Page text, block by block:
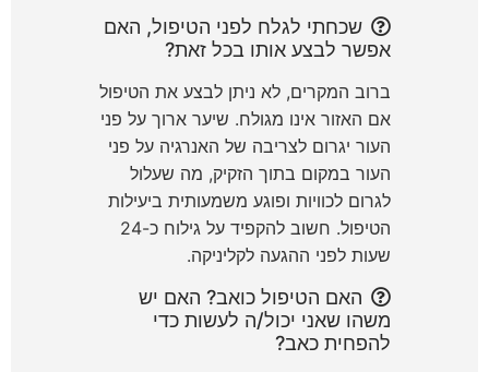
שכחתי לגלח לפני הטיפול, האם
אפשר לבצע אותו בכל זאת?
ברוב המקרים, לא ניתן לבצע את הטיפול
אם האזור אינו מגולח. שיער ארוך על פני
העור יגרום לצריבה של האנרגיה על פני
העור במקום בתוך הזקיק, מה שעלול
לגרום לכוויות ופוגע משמעותית ביעילות
הטיפול. חשוב להקפיד על גילוח כ-24
שעות לפני ההגעה לקליניקה.
האם הטיפול כואב? האם יש
משהו שאני יכול/ה לעשות כדי
להפחית כאב?